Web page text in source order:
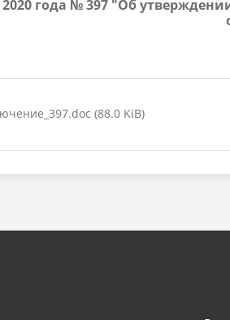
2020 года № 397 "Об
(88.0 KiB)